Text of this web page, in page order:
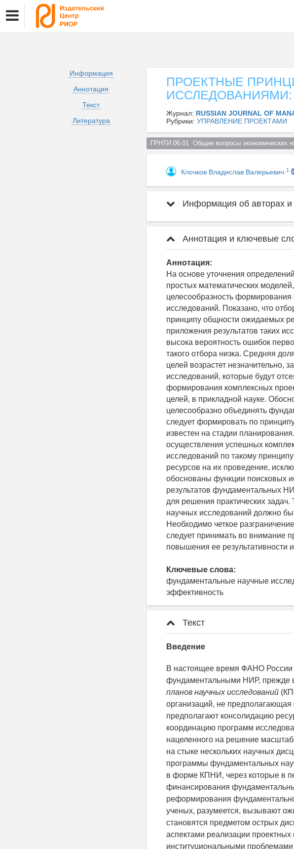
Информация
Аннотация
Текст
Литература
ПРОЕКТНЫЕ
Журнал: RUSSIAN JOURNAL OF
Рубрики: УПРАВЛЕНИЕ ПРОЕКТАМИ
ГРНТИ 06.01  Общие вопросы экономических
Клочков Владислав Валерьевич 1
Информация об авторах и
Аннотация и ключевые
Аннотация:
На основе уточнения
простых математических
целесообразность
исследований. Показано, что
принципу общности ожидаемых
приложения результатов таких
высока вероятность ошибок
такого отбора низка. Средняя
целей возрастет незначительно,
исследований, которые будут
формирования комплексных
целей, в прикладной науке.
целесообразно объединять
следует формировать по
известен на стадии
осуществления успешных
исследований по такому
ресурсов на их проведение,
обоснованы функции поисковых
результатов фундаментальных
для решения практических
научных исследований должно
Необходимо четкое
следует принимать во внимание
повышения ее результативности
Ключевые слова:
фундаментальные научные
эффективность
Текст
Введение
В настоящее время ФАНО России
фундаментальными НИР, прежде
планов научных исследований
организаций, не
предполагают консолидацию
координацию программ
нацеленного на решение
на стыке нескольких научных
программы фундаментальных
в форме КПНИ, через которые в
финансирования
реформирования
ученых, разумеется, вызывают
становятся предметом острых
аспектами реализации
институциональными